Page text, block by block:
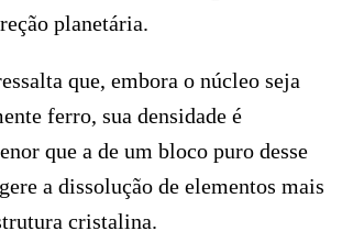
planetária.
que, embora o núcleo seja
ferro, sua densidade é
que a de um bloco puro desse
a dissolução de elementos mais
cristalina.